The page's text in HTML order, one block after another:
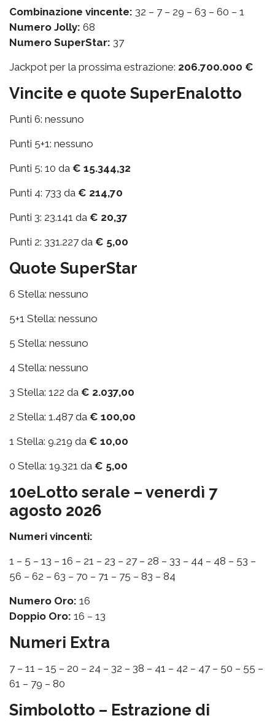
Combinazione vincente: 32 – 7 – 29 – 63 – 60 – 1
Numero Jolly: 68
Numero SuperStar: 37
Jackpot per la prossima estrazione: 206.700.000 €
Vincite e quote SuperEnalotto
Punti 6: nessuno
Punti 5+1: nessuno
Punti 5: 10 da € 15.344,32
Punti 4: 733 da € 214,70
Punti 3: 23.141 da € 20,37
Punti 2: 331.227 da € 5,00
Quote SuperStar
6 Stella: nessuno
5+1 Stella: nessuno
5 Stella: nessuno
4 Stella: nessuno
3 Stella: 122 da € 2.037,00
2 Stella: 1.487 da € 100,00
1 Stella: 9.219 da € 10,00
0 Stella: 19.321 da € 5,00
10eLotto serale – venerdì 7
agosto 2026
Numeri vincenti:
1 – 5 – 13 – 16 – 21 – 23 – 27 – 28 – 33 – 44 – 48 – 53 –
56 – 62 – 63 – 70 – 71 – 75 – 83 – 84
Numero Oro: 16
Doppio Oro: 16 – 13
Numeri Extra
7 – 11 – 15 – 20 – 24 – 32 – 38 – 41 – 42 – 47 – 50 – 55 –
61 – 79 – 80
Simbolotto – Estrazione di